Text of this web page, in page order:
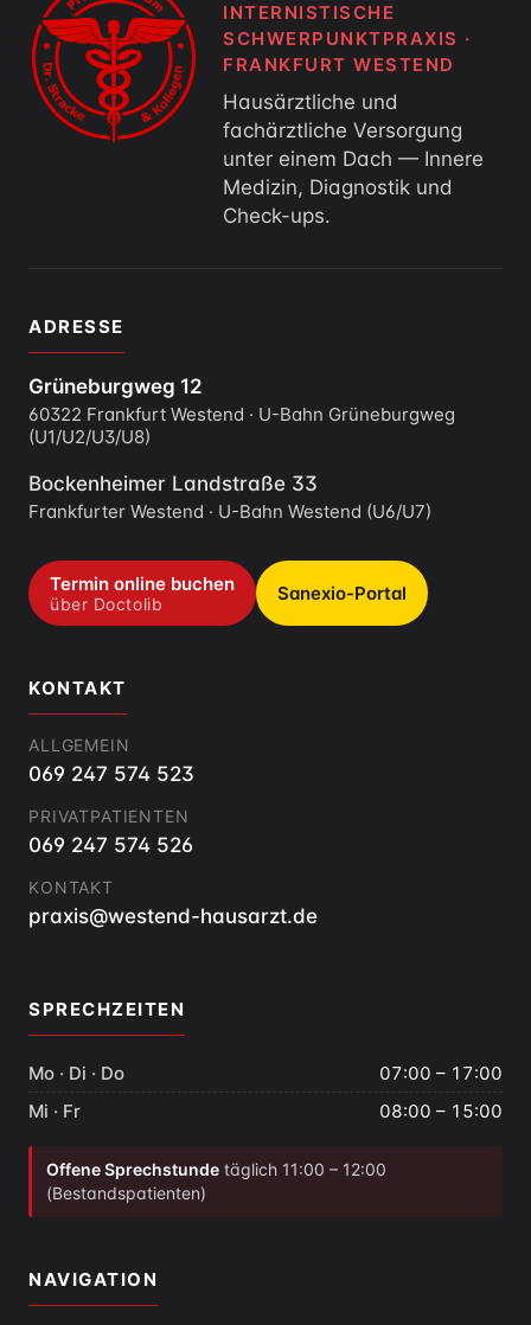
INTERNISTISCHE
SCHWERPUNKTPRAXIS ·
FRANKFURT WESTEND
Hausärztliche und
fachärztliche Versorgung
unter einem Dach — Innere
Medizin, Diagnostik und
Check-ups.
ADRESSE
Grüneburgweg 12
60322 Frankfurt Westend · U-Bahn Grüneburgweg
(U1/U2/U3/U8)
Bockenheimer Landstraße 33
Frankfurter Westend · U-Bahn Westend (U6/U7)
Termin online buchen
über Doctolib Sanexio-Portal
KONTAKT
ALLGEMEIN
069 247 574 523
PRIVATPATIENTEN
069 247 574 526
KONTAKT
praxis@westend-hausarzt.de
SPRECHZEITEN
Mo · Di · Do
07:00 – 17:00
Mi · Fr
08:00 – 15:00
Offene Sprechstunde täglich 11:00 – 12:00
(Bestandspatienten)
NAVIGATION